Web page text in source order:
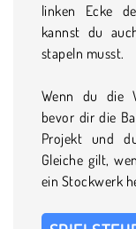
linken Ecke
kannst du
stapeln musst.
Wenn du die
bevor dir die
Projekt und
Gleiche gilt,
ein Stockwerk